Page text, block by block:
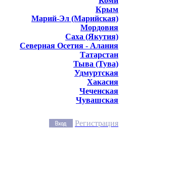
Крым
Марий-Эл (Марийская)
Мордовия
Саха (Якутия)
Северная Осетия - Алания
Татарстан
Тыва (Тува)
Удмуртская
Хакасия
Чеченская
Чувашская
Регистрация